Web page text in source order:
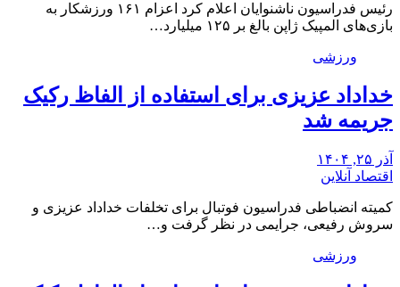
رئیس فدراسیون ناشنوایان اعلام کرد اعزام ۱۶۱ ورزشکار به
بازی‌های المپیک ژاپن بالغ بر ۱۲۵ میلیارد…
ورزشی
خداداد عزیزی برای استفاده از الفاظ رکیک
جریمه شد
آذر ۲۵, ۱۴۰۴
اقتصاد آنلاین
کمیته انضباطی فدراسیون فوتبال برای تخلفات خداداد عزیزی و
سروش رفیعی، جرایمی در نظر گرفت و…
ورزشی